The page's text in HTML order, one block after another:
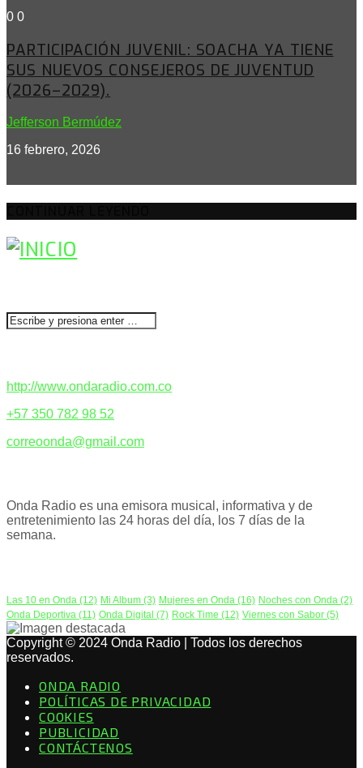
0 0
PARTICIPACIÓN JUVENIL: SOACHA YA TIENE
SUS NUEVOS CONSEJEROS DE JUVENTUD
(2026–2029).
Jefferson Bermúdez
16 febrero, 2026
http://www.ondaradio.com.co
+57 350 782 98 52
correoonda@gmail.com
Onda Radio es una emisora musical, informativa y de
entretenimiento las 24 horas del día, los 7 días de la
semana.
Las 10 en Onda (12) Mi Album (3) Mujeres en Onda (16) Noches con Onda (2)
Onda Deportiva (11) Onda Digital (7) Rock Time (12) Viernes con Sabor (5)
Copyright © 2024 Onda Radio | Todos los derechos
reservados.
ONDA RADIO
POLÍTICAS DE PRIVACIDAD
COOKIES
PUBLICIDAD
CONTÁCTENOS